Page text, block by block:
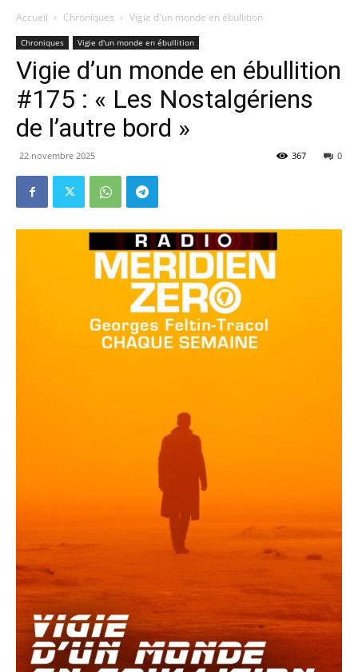
Accueil Chroniques Vigie d'un monde en ébullition
Chroniques Vigie d'un monde en ébullition
Vigie d’un monde en ébullition
#175 : « Les Nostalgériens
de l’autre bord »
22 novembre 2025 0
367